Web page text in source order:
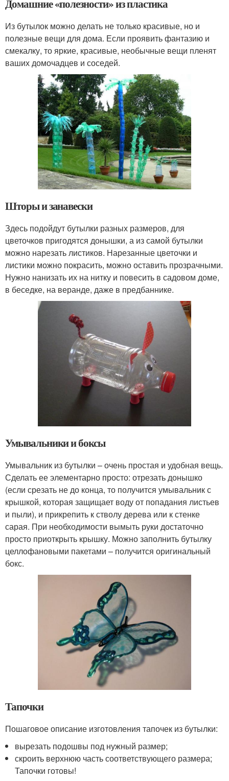
Домашние «полезности» из пластика
Из бутылок можно делать не только красивые, но и
полезные вещи для дома. Если проявить фантазию и
смекалку, то яркие, красивые, необычные вещи пленят
ваших домочадцев и соседей.
Шторы и занавески
Здесь подойдут бутылки разных размеров, для
цветочков пригодятся донышки, а из самой бутылки
можно нарезать листиков. Нарезанные цветочки и
листики можно покрасить, можно оставить прозрачными.
Нужно нанизать их на нитку и повесить в садовом доме,
в беседке, на веранде, даже в предбаннике.
Умывальники и боксы
Умывальник из бутылки – очень простая и удобная вещь.
Сделать ее элементарно просто: отрезать донышко
(если срезать не до конца, то получится умывальник с
крышкой, которая защищает воду от попадания листьев
и пыли), и прикрепить к стволу дерева или к стенке
сарая. При необходимости вымыть руки достаточно
просто приоткрыть крышку. Можно заполнить бутылку
целлофановыми пакетами – получится оригинальный
бокс.
Тапочки
Пошаговое описание изготовления тапочек из бутылки:
вырезать подошвы под нужный размер;
скроить верхнюю часть соответствующего размера;
Тапочки готовы!